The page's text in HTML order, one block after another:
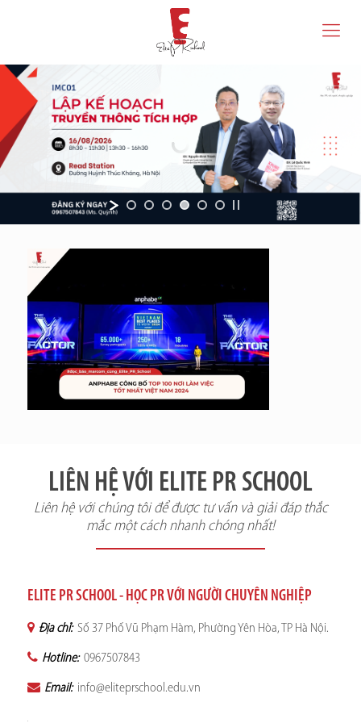
LIÊN HỆ VỚI ELITE PR SCHOOL
Liên hệ với chúng tôi để được tư vấn và giải đáp thắc
mắc một cách nhanh chóng nhất!
ELITE PR SCHOOL - HỌC PR VỚI NGƯỜI CHUYÊN NGHIỆP
Địa chỉ: Số 37 Phố Vũ Phạm Hàm, Phường Yên Hòa, TP Hà Nội.
Hotline: 0967507843
Email: info@eliteprschool.edu.vn